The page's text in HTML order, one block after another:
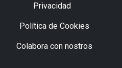
Privacidad
Política de Cookies
Colabora con nostros